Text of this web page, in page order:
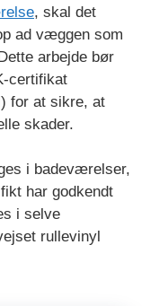
, skal det
ad væggen som
arbejde bør
certifikat
for at sikre, at
skader.
i badeværelser,
har godkendt
i selve
rullevinyl